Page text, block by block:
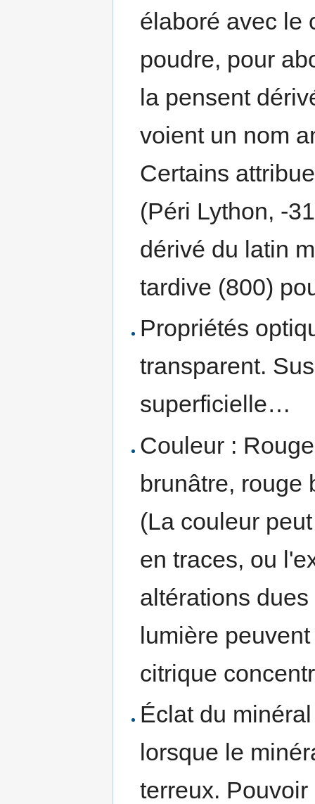
élaboré avec le
poudre, pour
la pensent
voient un nom
Certains
(Péri Lython, -
dérivé du latin
tardive (800)
Propriétés
transparent.
superficielle…
Couleur :
brunâtre, rouge
(La couleur
en traces, ou
altérations
lumière
citrique
Éclat du
lorsque le
terreux.